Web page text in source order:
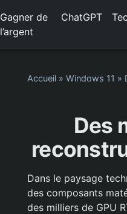
Gagner de
l’argent
ChatGPT
Accueil » Windows 11 »
Des
Dans le paysage
des composants
des milliers de GPU